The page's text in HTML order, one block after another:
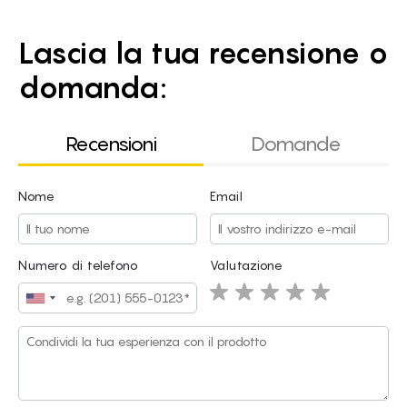
Lascia la tua recensione o
domanda:
Recensioni Domande
Nome Email
Numero di telefono Valutazione
Nome Email